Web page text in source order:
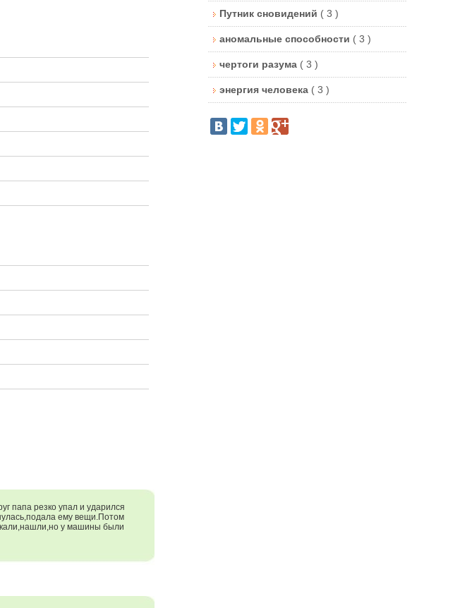
папа резко упал и ударился
ему вещи.Потом
у машины были
Путник сновидений ( 3 )
аномальные способности ( 3 )
чертоги разума ( 3 )
энергия человека ( 3 )